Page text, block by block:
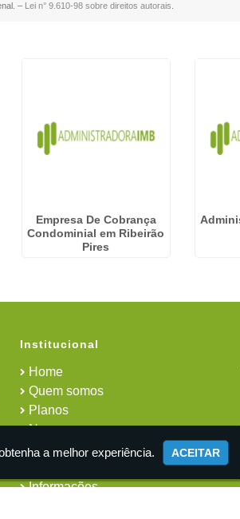
– Lei n° 9.610-98 sobre direitos autorais
Empresa De Cobrança
Condominial em Ribeirão
Pires
Institucional
Home
Quem somos
Planos
News
Área do cliente
Informações
a melhor experiência. ACEITAR